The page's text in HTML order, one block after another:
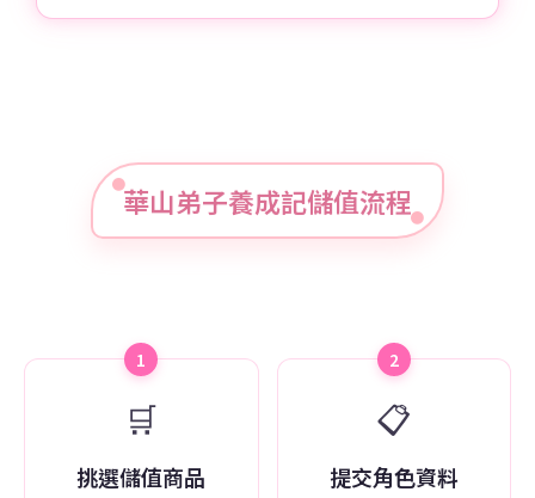
華山弟子養成記儲值流程
1
🛒
挑選儲值商品
2
📋
提交角色資料